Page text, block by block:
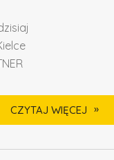
CZYTAJ WIĘCEJ